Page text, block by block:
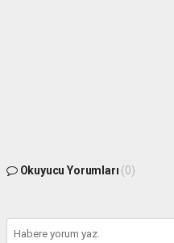
Okuyucu Yorumları (0)